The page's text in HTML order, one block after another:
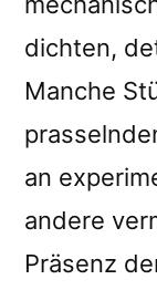
dichten,
Manche
an
andere
Präsenz